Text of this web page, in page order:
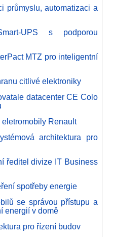
průmyslu, automatizaci a
UPS s podporou
MTZ pro inteligentní
citlivé elektroniky
datacenter CE Colo
Renault
architektura pro
ředitel divize IT Business
spotřeby energie
se správou přístupu a
energií v domě
pro řízení budov